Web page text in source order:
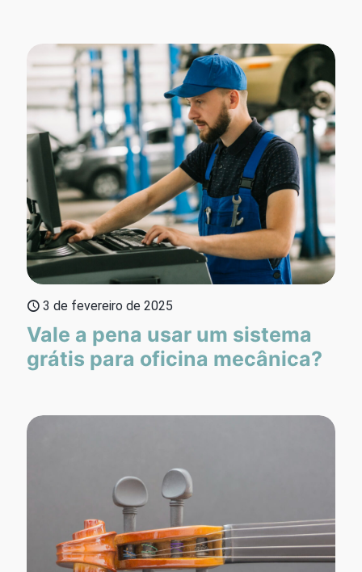
3 de fevereiro de 2025
Vale a pena usar um sistema
grátis para oficina mecânica?